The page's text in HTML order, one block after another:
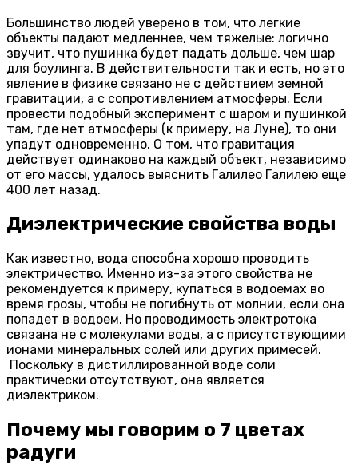
Большинство людей уверено в том, что легкие
объекты падают медленнее, чем тяжелые: логично
звучит, что пушинка будет падать дольше, чем шар
для боулинга. В действительности так и есть, но это
явление в физике связано не с действием земной
гравитации, а с сопротивлением атмосферы. Если
провести подобный эксперимент с шаром и пушинкой
там, где нет атмосферы (к примеру, на Луне), то они
упадут одновременно. О том, что гравитация
действует одинаково на каждый объект, независимо
от его массы, удалось выяснить Галилео Галилею еще
400 лет назад.
Диэлектрические свойства воды
Как известно, вода способна хорошо проводить
электричество. Именно из-за этого свойства не
рекомендуется к примеру, купаться в водоемах во
время грозы, чтобы не погибнуть от молнии, если она
попадет в водоем. Но проводимость электротока
связана не с молекулами воды, а с присутствующими
ионами минеральных солей или других примесей.
Поскольку в дистиллированной воде соли
практически отсутствуют, она является
диэлектриком.
Почему мы говорим о 7 цветах
радуги